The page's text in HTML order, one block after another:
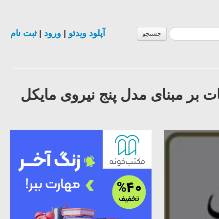
جستجو آپلود ویدئو| ورود| ثبت نام
بر مبنای مدل پنج نیروی مایکل